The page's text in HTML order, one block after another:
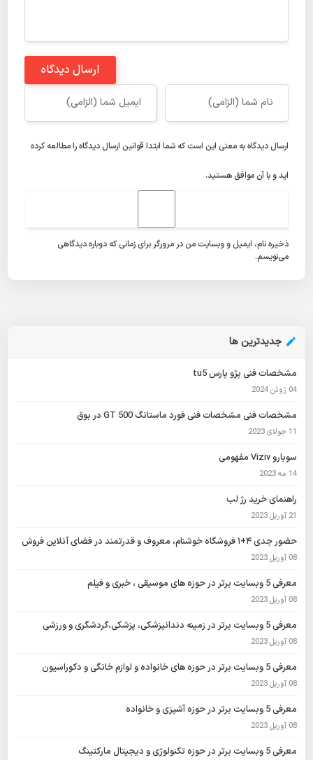
ارسال دیدگاه
ارسال دیدگاه به معنی این است که شما ابتدا قوانین ارسال دیدگاهرا مطالعه کرده
اید و با آن موافق هستید.
ذخیره نام، ایمیل و وبسایت من در مرورگر برای زمانی که دوباره دیدگاهی
می‌نویسم.
جدیدترین ها
مشخصات فنی پژو پارس tu5
04 ژوئن 2024
مشخصات فنی مشخصات فنی فورد ماستانگ GT 500 در بوق
11 جولای 2023
سوبارو Viziv مفهومی
14 مه 2023
راهنمای خرید رژ لب
21 آوریل 2023
حضور جدی ۴+۱ فروشگاه خوشنام، معروف و قدرتمند در فضای آنلاین فروش
08 آوریل 2023
معرفی 5 وبسایت برتر در حوزه های موسیقی ، خبری و فیلم
08 آوریل 2023
معرفی 5 وبسایت برتر در زمینه دندانپزشکی، پزشکی،گردشگری و ورزشی
08 آوریل 2023
معرفی 5 وبسایت برتر در حوزه های خانواده و لوازم خانگی و دکوراسیون
08 آوریل 2023
معرفی 5 وبسایت برتر در حوزه آشپزی و خانواده
08 آوریل 2023
معرفی 5 وبسایت برتر در حوزه تکنولوژی و دیجیتال مارکتینگ